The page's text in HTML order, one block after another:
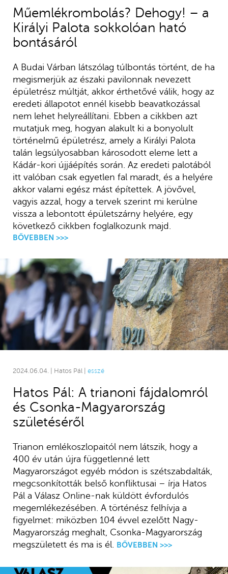
Műemlékrombolás? Dehogy! – a
Királyi Palota sokkolóan ható
bontásáról
A Budai Várban látszólag túlbontás történt, de ha
megismerjük az északi pavilonnak nevezett
épületrész múltját, akkor érthetővé válik, hogy az
eredeti állapotot ennél kisebb beavatkozással
nem lehet helyreállítani. Ebben a cikkben azt
mutatjuk meg, hogyan alakult ki a bonyolult
történelmű épületrész, amely a Királyi Palota
talán legsúlyosabban károsodott eleme lett a
Kádár-kori újjáépítés során. Az eredeti palotából
itt valóban csak egyetlen fal maradt, és a helyére
akkor valami egész mást építettek. A jövővel,
vagyis azzal, hogy a tervek szerint mi kerülne
vissza a lebontott épületszárny helyére, egy
következő cikkben foglalkozunk majd.
BŐVEBBEN >>>
2024.06.04. | Hatos Pál | esszé
Hatos Pál: A trianoni fájdalomról
és Csonka-Magyarország
születéséről
Trianon emlékoszlopaitól nem látszik, hogy a
400 év után újra függetlenné lett
Magyarországot egyéb módon is szétszabdalták,
megcsonkították belső konfliktusai – írja Hatos
Pál a Válasz Online-nak küldött évfordulós
megemlékezésében. A történész felhívja a
figyelmet: miközben 104 évvel ezelőtt Nagy-
Magyarország meghalt, Csonka-Magyarország
megszületett és ma is él.
BŐVEBBEN >>>